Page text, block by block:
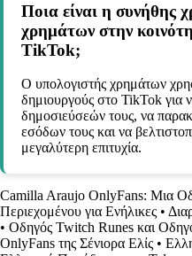
Ποια είναι η συνήθης
χρημάτων στην
TikTok;
Ο υπολογιστής χρημάτων
δημιουργούς στο TikTok για
δημοσιεύσεών τους, να
εσόδων τους και να
μεγαλύτερη επιτυχία.
Camilla Araujo OnlyFans: Μια
Περιεχομένου για Ενήλικες •
• Οδηγός Twitch Runes και
OnlyFans της Σένιορα Ελίς •